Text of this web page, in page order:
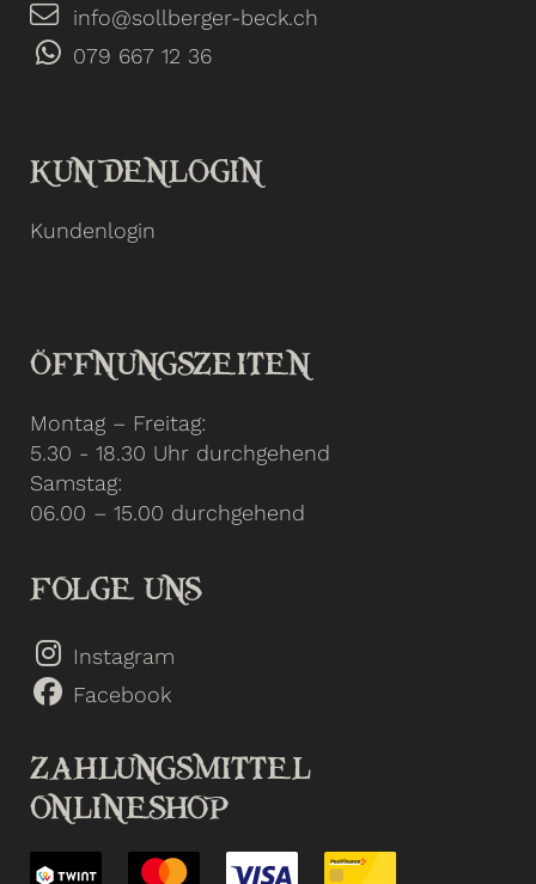
info@sollberger-beck.ch
079 667 12 36
KUNDENLOGIN
Kundenlogin
ÖFFNUNGSZEITEN
Montag – Freitag:
5.30 - 18.30 Uhr durchgehend
Samstag:
06.00 – 15.00 durchgehend
FOLGE UNS
Instagram
Facebook
ZAHLUNGSMITTEL
ONLINESHOP